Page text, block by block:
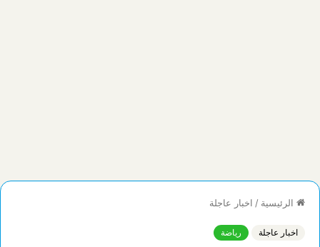
الرئيسية / اخبار عاجلة
اخبار عاجلة رياضة